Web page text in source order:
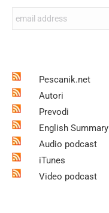
Pescanik.net
Autori
Prevodi
English Summary
Audio podcast
iTunes
Video podcast